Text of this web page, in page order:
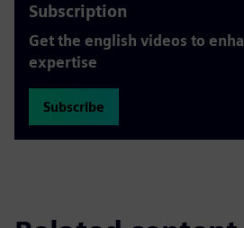
Subscription
Get the english videos to
expertise
Subscribe